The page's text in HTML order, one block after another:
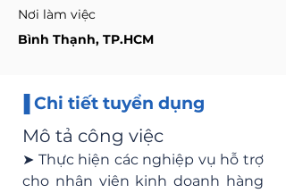
Nơi làm việc
Bình Thạnh, TP.HCM
▐ Chi tiết tuyển dụng
Mô tả công việc
➤ Thực hiện các nghiệp vụ hỗ trợ
cho nhân viên kinh doanh hàng